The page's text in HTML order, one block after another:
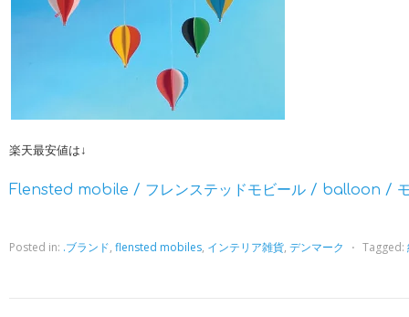
楽天最安値は↓
Flensted mobile / フレンステッドモビール / balloon /
Posted in: .ブランド, flensted mobiles, インテリア雑貨, デンマーク ⋅ Tagged: